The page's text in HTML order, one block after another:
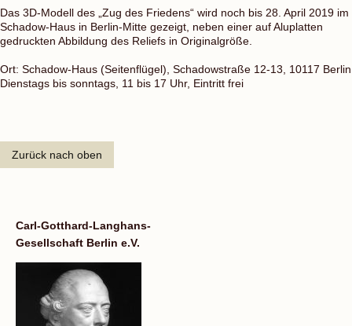
Das 3D-Modell des „Zug des Friedens“ wird noch bis 28. April 2019 im
Schadow-Haus in Berlin-Mitte gezeigt, neben einer auf Aluplatten
gedruckten Abbildung des Reliefs in Originalgröße.
Ort: Schadow-Haus (Seitenflügel), Schadowstraße 12-13, 10117 Berlin
Dienstags bis sonntags, 11 bis 17 Uhr, Eintritt frei
Zurück nach oben
Carl-Gotthard-Langhans-
Gesellschaft Berlin e.V.